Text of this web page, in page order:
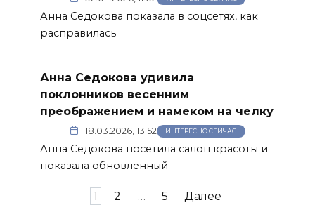
Анна Седокова показала в соцсетях, как
расправилась
Анна Седокова удивила
поклонников весенним
преображением и намеком на челку
18.03.2026, 13:52 ИНТЕРЕСНО СЕЙЧАС
Анна Седокова посетила салон красоты и
показала обновленный
1 2 … 5 Далее